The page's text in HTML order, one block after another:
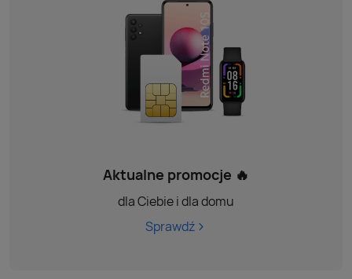
Aktualne promocje 🔥
dla Ciebie i dla domu
Sprawdź